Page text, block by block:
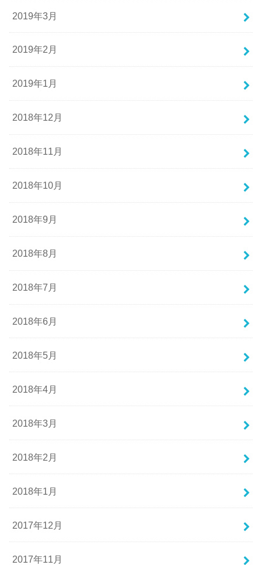
2019年3月
2019年2月
2019年1月
2018年12月
2018年11月
2018年10月
2018年9月
2018年8月
2018年7月
2018年6月
2018年5月
2018年4月
2018年3月
2018年2月
2018年1月
2017年12月
2017年11月